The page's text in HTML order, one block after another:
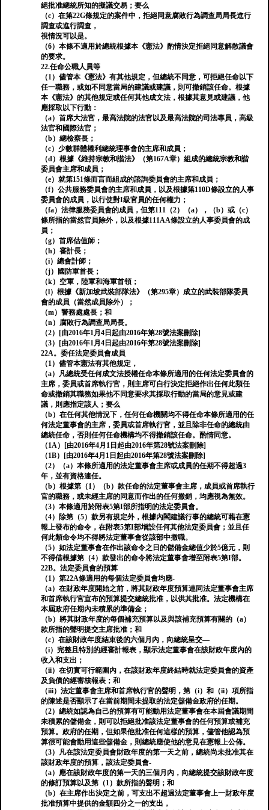
絕批准總統所知的擬議交易；要么
（c）在第22G條規定的案件中，拒絕同意腐敗行為調查局局長進行
調查或進行調查，
視情況可以是。
（6）本條不適用於總統根據本《憲法》酌情決定拒絕同意解散議會
的要求。
22.任命公職人員等
（1）儘管本《憲法》有其他規定，但總統不同意，可拒絕任命以下
任一職務，或如不同意當局的建議或建議，則可撤銷該任命。根據
本《憲法》的其他規定或任何其他成文法，根據其意見或建議，他
應採取以下行動：
（a）首席大法官，最高法院的法官以及最高法院的司法專員，高級
法官和國際法官；
（b）總檢察長；
（c）少數群體權利總統理事會的主席和成員；
（d）根據《維持宗教和諧法》（第167A章）組成的總統宗教和諧
委員會主席和成員；
（e）就第151條而言而組成的諮詢委員會的主席和成員；
（f）公共服務委員會的主席和成員，以及根據第110D條設立的人事
委員會的成員，以行使對I級官員的任何權力；
（fa）法律服務委員會的成員，但第111（2）（a），（b）或（c）
條所指的當然官員除外，以及根據111AA條設立的人事委員會的成
員；
（g）首席估值師；
（h）審計長；
（i）總會計師；
（j）國防軍首長；
（k）空軍，陸軍和海軍首領；
（l）根據《新加坡武裝部隊法》（第295章）成立的武裝部隊委員
會的成員（當然成員除外）；
（m）警務處處長；和
（n）腐敗行為調查局局長。
（2）[由2016年1月4日起由2016年第28號法案刪除]
（3）[由2016年1月4日起由2016年第28號法案刪除]
22A。委任法定委員會成員
（1）儘管本憲法有其他規定，
（a）凡總統受任何成文法授權任命本條所適用的任何法定委員會的
主席，委員或首席執行官，則主席可自行決定拒絕作出任何此類任
命或撤銷其職務如果他不同意要求其採取行動的當局的意見或建
議，則應指定該人；要么
（b）在任何其他情況下，任何任命機關均不得任命本條所適用的任
何法定董事會的主席，委員或首席執行官，並且除非任命的總統由
總統任命，否則任何任命機構均不得撤銷該任命。酌情同意。
（1A）[由2016年4月1日起由2016年第28號法案刪除]
（1B）[由2016年4月1日起由2016年第28號法案刪除]
（2）（a）本條所適用的法定董事會主席或成員的任期不得超過3
年，並有資格連任。
（b）根據第（1）（b）款任命的法定董事會主席，成員或首席執行
官的職務，或未經主席的同意而作出的任何撤銷，均應視為無效。
（3）本條適用於附表5第I部所指明的法定委員會。
（4）除第（5）款另有規定外，根據內閣建議行事的總統可藉在憲
報上發布的命令，在附表5第I部增設任何其他法定委員會；並且任
何此類命令均不得將法定董事會從該部中撤職。
（5）如法定董事會在作出該命令之日的儲備金總值少於5億元，則
不得借根據第（4）款發出的命令將法定董事會增至附表5第I部。
22B。法定委員會的預算
（1）第22A條適用的每個法定委員會均應-
（a）在財政年度開始之前，將其財政年度預算連同法定董事會主席
和首席執行官宣布的預算提交總統批准，以供其批准。法定機構在
本屆政府任期內未積累的準備金；
（b）將其財政年度的每個補充預算以及與該補充預算有關的（a）
款所指的聲明提交主席批准；和
（c）在該財政年度結束後的六個月內，向總統呈交—
（i）完整且特別的經審計報表，顯示法定董事會在該財政年度內的
收入和支出；
（ii）在切實可行範圍內，在該財政年度終結時就法定委員會的資產
及負債的經審核報表；和
（iii）法定董事會主席和首席執行官的聲明，第（i）和（ii）項所指
的陳述是否顯示了在當前期間未提取的法定儲備金政府的任期。
（2）總統如認為自己的預算有可能動用法定董事會在本屆會議期間
未積累的儲備金，則可以拒絕批准該法定董事會的任何預算或補充
預算。政府的任期，但如果他批准任何這樣的預算，儘管他認為預
算很可能會動用這些儲備金，則總統應使他的意見在憲報上公佈。
（3）凡在該法定委員會財政年度的第一天之前，總統尚未批准其在
該財政年度的預算，該法定委員會-
（a）應在該財政年度的第一天的三個月內，向總統提交該財政年度
的修訂預算以及第（1）款所指的聲明；和
（b）在主席作出決定之前，可支出不超過法定董事會上一財政年度
批准預算中提供的金額四分之一的支出，